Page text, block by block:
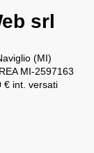
srl
(MI)
MI-2597163
€ int. versati